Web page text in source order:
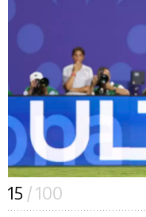
15 / 100